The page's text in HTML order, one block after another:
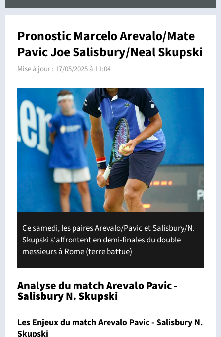
Pronostic Marcelo Arevalo/Mate
Pavic Joe Salisbury/Neal Skupski
Mise à jour : 17/05/2025 à 11:04
Ce samedi, les paires Arevalo/Pavic et Salisbury/N.
Skupski s'affrontent en demi-finales du double
messieurs à Rome (terre battue)
Analyse du match Arevalo Pavic -
Salisbury N. Skupski
Les Enjeux du match Arevalo Pavic - Salisbury N.
Skupski